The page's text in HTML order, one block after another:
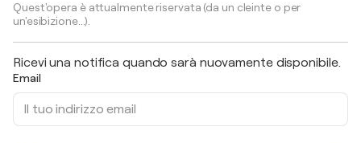
Quest'opera è attualmente riservata (da un cleinte o per
un'esibizione...).
Ricevi una notifica quando sarà nuovamente disponibile.
Email